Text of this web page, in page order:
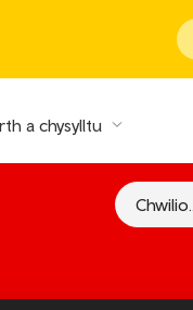
a chysylltu
Chwilio